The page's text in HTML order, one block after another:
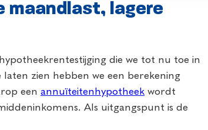
maandlast, lagere
die we tot nu toe in
zien hebben we een berekening
een annuïteitenhypotheek wordt
Als uitgangspunt is de